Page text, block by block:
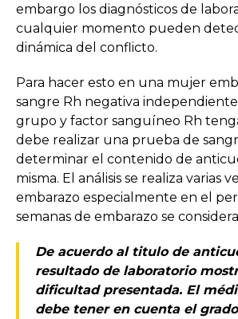
embargo los diagnósticos de
cualquier momento pueden
dinámica del conflicto.
Para hacer esto en una mujer
sangre Rh negativa
grupo y factor sanguíneo Rh
debe realizar una prueba de
determinar el contenido de
misma. El análisis se realiza varias
embarazo especialmente en el
semanas de embarazo se
De acuerdo al titulo de
resultado de laboratorio
dificultad presentada. El
debe tener en cuenta el